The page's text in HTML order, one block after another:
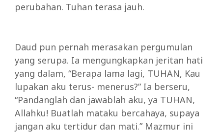
perubahan. Tuhan terasa jauh.
Daud pun pernah merasakan pergumulan
yang serupa. Ia mengungkapkan jeritan hati
yang dalam, “Berapa lama lagi, TUHAN, Kau
lupakan aku terus- menerus?” Ia berseru,
“Pandanglah dan jawablah aku, ya TUHAN,
Allahku! Buatlah mataku bercahaya, supaya
jangan aku tertidur dan mati.” Mazmur ini